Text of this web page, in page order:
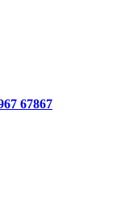
67867